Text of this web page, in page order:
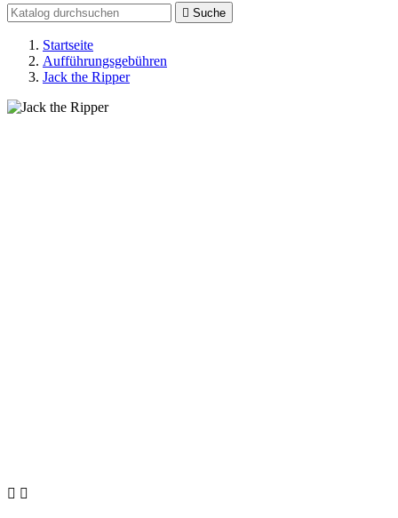
 Suche
Startseite
Aufführungsgebühren
Jack the Ripper
 